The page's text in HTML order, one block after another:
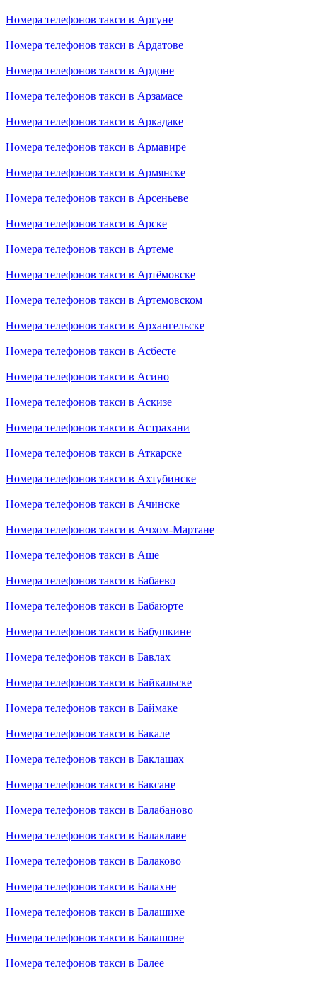
Номера телефонов такси в Аргуне
Номера телефонов такси в Ардатове
Номера телефонов такси в Ардоне
Номера телефонов такси в Арзамасе
Номера телефонов такси в Аркадаке
Номера телефонов такси в Армавире
Номера телефонов такси в Армянске
Номера телефонов такси в Арсеньеве
Номера телефонов такси в Арске
Номера телефонов такси в Артеме
Номера телефонов такси в Артёмовске
Номера телефонов такси в Артемовском
Номера телефонов такси в Архангельске
Номера телефонов такси в Асбесте
Номера телефонов такси в Асино
Номера телефонов такси в Аскизе
Номера телефонов такси в Астрахани
Номера телефонов такси в Аткарске
Номера телефонов такси в Ахтубинске
Номера телефонов такси в Ачинске
Номера телефонов такси в Ачхом-Мартане
Номера телефонов такси в Аше
Номера телефонов такси в Бабаево
Номера телефонов такси в Бабаюрте
Номера телефонов такси в Бабушкине
Номера телефонов такси в Бавлах
Номера телефонов такси в Байкальске
Номера телефонов такси в Баймаке
Номера телефонов такси в Бакале
Номера телефонов такси в Баклашах
Номера телефонов такси в Баксане
Номера телефонов такси в Балабаново
Номера телефонов такси в Балаклаве
Номера телефонов такси в Балаково
Номера телефонов такси в Балахне
Номера телефонов такси в Балашихе
Номера телефонов такси в Балашове
Номера телефонов такси в Балее